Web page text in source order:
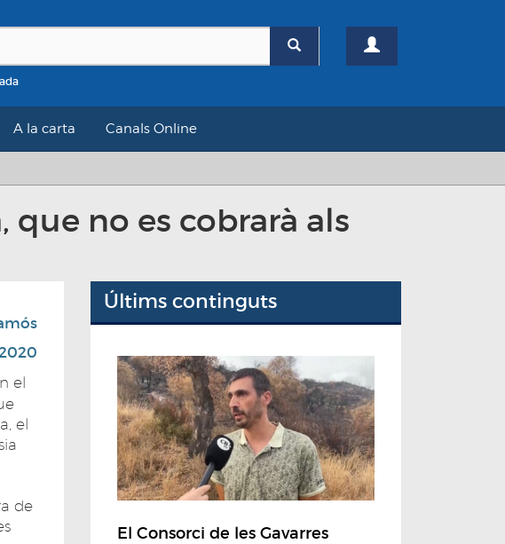
A la carta Canals Online
que no es cobrarà als
el
el
de
Últims continguts
El Consorci de les Gavarres